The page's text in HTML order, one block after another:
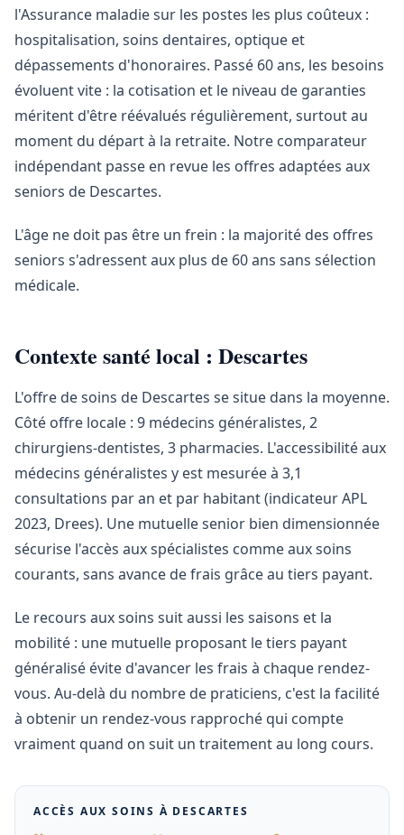
l'Assurance maladie sur les postes les plus coûteux :
hospitalisation, soins dentaires, optique et
dépassements d'honoraires. Passé 60 ans, les besoins
évoluent vite : la cotisation et le niveau de garanties
méritent d'être réévalués régulièrement, surtout au
moment du départ à la retraite. Notre comparateur
indépendant passe en revue les offres adaptées aux
seniors de Descartes.
L'âge ne doit pas être un frein : la majorité des offres
seniors s'adressent aux plus de 60 ans sans sélection
médicale.
Contexte santé local : Descartes
L'offre de soins de Descartes se situe dans la moyenne.
Côté offre locale : 9 médecins généralistes, 2
chirurgiens-dentistes, 3 pharmacies. L'accessibilité aux
médecins généralistes y est mesurée à 3,1
consultations par an et par habitant (indicateur APL
2023, Drees). Une mutuelle senior bien dimensionnée
sécurise l'accès aux spécialistes comme aux soins
courants, sans avance de frais grâce au tiers payant.
Le recours aux soins suit aussi les saisons et la
mobilité : une mutuelle proposant le tiers payant
généralisé évite d'avancer les frais à chaque rendez-
vous. Au-delà du nombre de praticiens, c'est la facilité
à obtenir un rendez-vous rapproché qui compte
vraiment quand on suit un traitement au long cours.
ACCÈS AUX SOINS À DESCARTES